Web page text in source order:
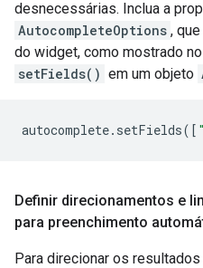
desnecessárias. Inclua a
AutocompleteOptions ,
do widget, como mostrado
setFields() em um objeto
autocomplete. setFields([
Definir direcionamentos e
para preenchimento
Para direcionar os